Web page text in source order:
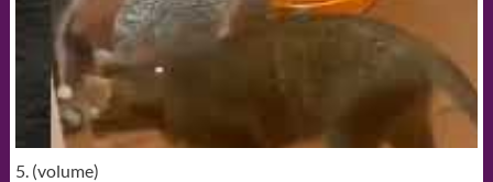
5. (volume)